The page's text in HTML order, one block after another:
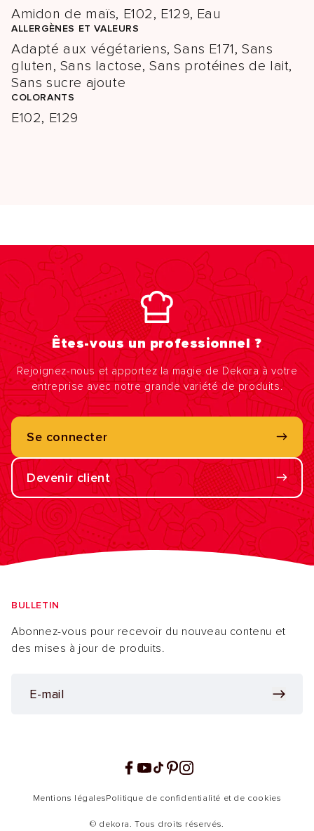
Amidon de maïs, E102, E129, Eau
ALLERGÈNES ET VALEURS
Adapté aux végétariens, Sans E171, Sans
gluten, Sans lactose, Sans protéines de lait,
Sans sucre ajoute
COLORANTS
E102, E129
Êtes-vous un professionnel ?
Rejoignez-nous et apportez la magie de Dekora à votre
entreprise avec notre grande variété de produits.
Se connecter
Devenir client
BULLETIN
Abonnez-vous pour recevoir du nouveau contenu et
des mises à jour de produits.
© dekora. Tous droits réservés.
Facebook
YouTube
TikTokPinterest
Instagram
Mentions légalesPolitique de confidentialité et de cookies